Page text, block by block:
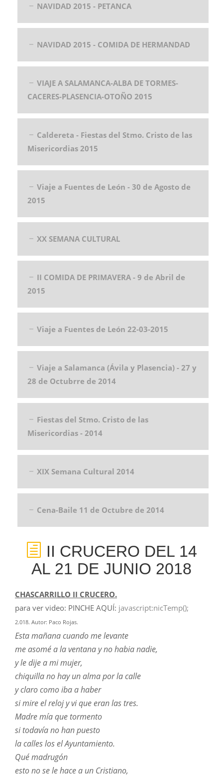
NAVIDAD 2015 - PETANCA
NAVIDAD 2015 - COMIDA DE HERMANDAD
VIAJE A SALAMANCA-ALBA DE TORMES-
CACERES-PLASENCIA-OTOÑO 2015
Caldereta - Fiestas del Stmo. Cristo de las
Misericordias 2015
Viaje a Fuentes de León - 30 de Agosto de
2015
XX SEMANA CULTURAL
II COMIDA DE PRIMAVERA - 9 de Abril de
2015
Viaje a Fuentes de León 22-03-2015
Viaje a Salamanca (Ávila y Plasencia) - 27 y
28 de Octubrre de 2014
Fiestas del Stmo. Cristo de las
Misericordias - 2014
XIX Semana Cultural 2014
Cena-Baile 11 de Octubre de 2014
II CRUCERO DEL 14
AL 21 DE JUNIO 2018
CHASCARRILLO II CRUCERO.
para ver video: PINCHE AQUÍ: javascript:nicTemp();
2.018. Autor: Paco Rojas.
Esta mañana cuando me levante
me asomé a la ventana y no habia nadie,
y le dije a mi mujer,
chiquilla no hay un alma por la calle
y claro como iba a haber
si mire el reloj y vi que eran las tres.
Madre mía que tormento
si todavía no han puesto
la calles los el Ayuntamiento.
Qué madrugón
esto no se le hace a un Cristiano,